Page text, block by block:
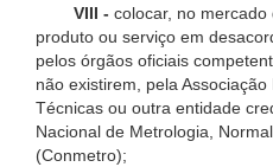
VIII - colocar, no
produto ou serviço em
pelos órgãos oficiais
não existirem, pela
Técnicas ou outra entidade
Nacional de Metrologia,
(Conmetro);